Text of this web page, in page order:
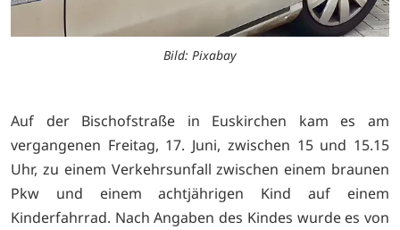
Bild: Pixabay
Auf der Bischofstraße in Euskirchen kam es am
vergangenen Freitag, 17. Juni, zwischen 15 und 15.15
Uhr, zu einem Verkehrsunfall zwischen einem braunen
Pkw und einem achtjährigen Kind auf einem
Kinderfahrrad. Nach Angaben des Kindes wurde es von